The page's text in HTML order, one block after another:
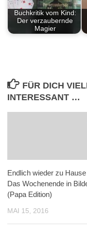
Buchkritik vom Kind:
Der verzaubernde
Magier
FÜR DICH
INTERESSANT …
Endlich wieder zu
Das Wochenende in
(Papa Edition)
MAI 15, 2016